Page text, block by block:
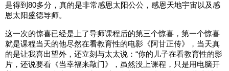
是得到80多分，真的是非常感恩太阳公公，感恩天地宇宙以及感
恩太阳盛德导师。
这一次的惊喜已经是上了导师课程后的第三个惊喜，第一个惊喜
就是课程当天的他尽然在看教育性的电影《阿甘正传》，当天真
的是让我喜出望外，还立刻与太太说：“你的儿子在看教育性的影
片，还说要看《当幸福来敲门》，虽然没上课程，只是用电脑开